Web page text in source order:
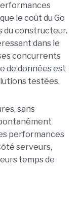
le coût du Go
du constructeur.
dans le
concurrents
de données est
testées.
sans
performances
serveurs,
temps de